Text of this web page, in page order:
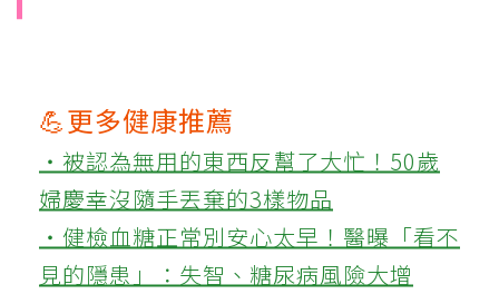
💪更多健康推薦
‧被認為無用的東西反幫了大忙！50歲
婦慶幸沒隨手丟棄的3樣物品
‧健檢血糖正常別安心太早！醫曝「看不
見的隱患」：失智、糖尿病風險大增